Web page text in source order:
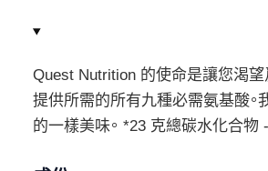
Quest Nutrition 的使命是讓您渴
提供所需的所有九種必需氨基酸。
的一樣美味。 *23 克總碳水化合